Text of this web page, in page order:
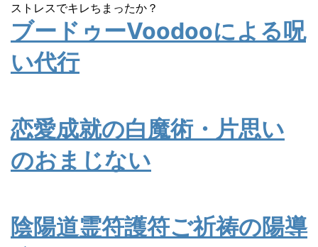
ストレスでキレちまったか？
ブードゥーVoodooによる呪
い代行
恋愛成就の白魔術・片思い
のおまじない
陰陽道霊符護符ご祈祷の陽導